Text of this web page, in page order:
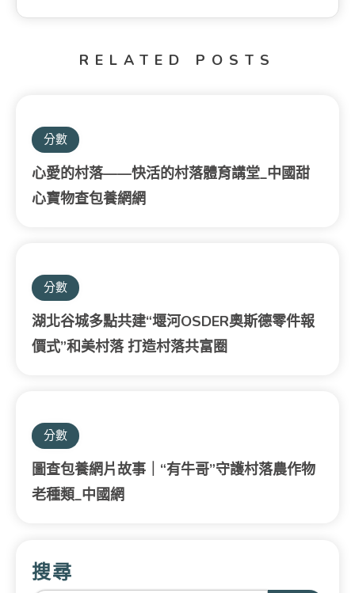
RELATED POSTS
分數
心愛的村落——快活的村落體育講堂_中國甜
心寶物查包養網網
分數
湖北谷城多點共建“堰河OSDER奧斯德零件報
價式”和美村落 打造村落共富圈
分數
圖查包養網片故事｜“有牛哥”守護村落農作物
老種類_中國網
搜尋